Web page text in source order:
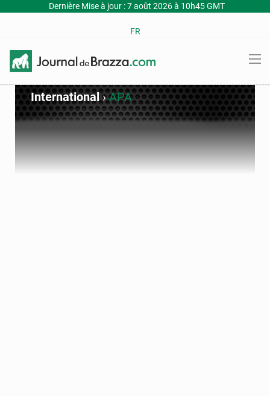
Dernière Mise à jour : 7 août 2026 à 10h45 GMT
FR
International›APA